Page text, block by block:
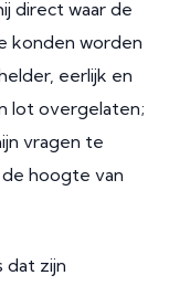
direct waar de
konden worden
eerlijk en
lot overgelaten;
vragen te
hoogte van
dat zijn